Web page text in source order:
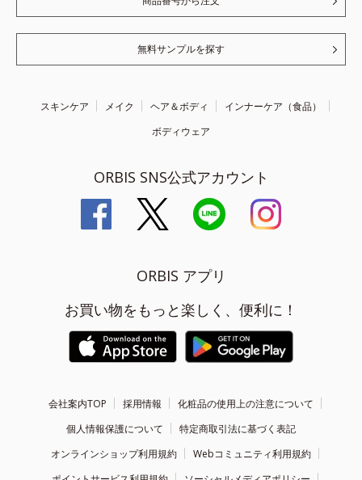
無料サンプルを探す
スキンケア メイク ヘア＆ボディ
インナーケア（食品）
ボディウェア
ORBIS SNS公式アカウント
ORBIS アプリ
お買い物をもっと楽しく、便利に！
会社案内TOP 採用情報
化粧品の使用上の注意について
個人情報保護について
特定商取引法に基づく表記
オンラインショップ利用規約
Webコミュニティ利用規約